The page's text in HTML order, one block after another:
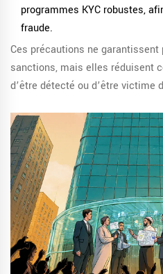
programmes KYC robustes,
fraude.
Ces précautions ne
sanctions, mais elles réduisent
d’être détecté ou d’être victime